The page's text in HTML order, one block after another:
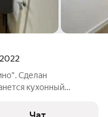
Сделан
кухонный
10 мин на